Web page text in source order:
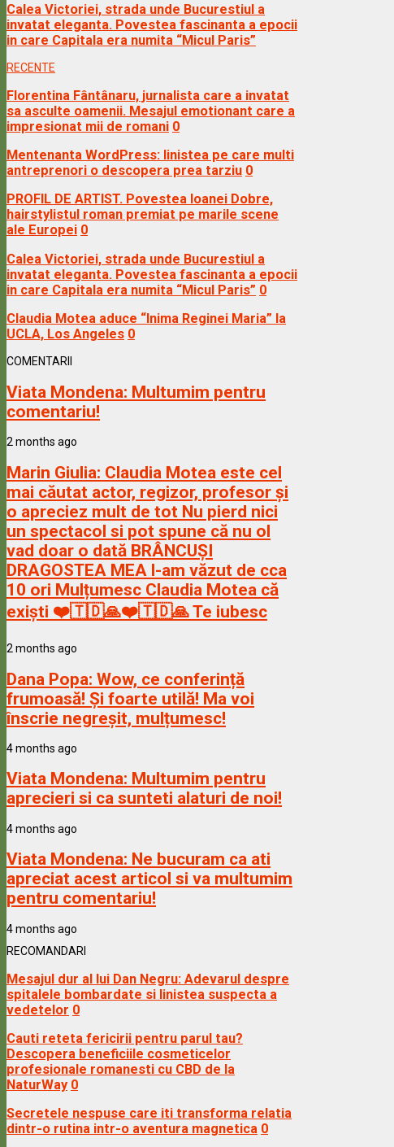
Calea Victoriei, strada unde Bucurestiul a
invatat eleganta. Povestea fascinanta a epocii
in care Capitala era numita “Micul Paris”
RECENTE
Florentina Fântânaru, jurnalista care a invatat
sa asculte oamenii. Mesajul emotionant care a
impresionat mii de romani 0
Mentenanta WordPress: linistea pe care multi
antreprenori o descopera prea tarziu 0
PROFIL DE ARTIST. Povestea Ioanei Dobre,
hairstylistul roman premiat pe marile scene
ale Europei 0
Calea Victoriei, strada unde Bucurestiul a
invatat eleganta. Povestea fascinanta a epocii
in care Capitala era numita “Micul Paris” 0
Claudia Motea aduce “Inima Reginei Maria” la
UCLA, Los Angeles 0
COMENTARII
Viata Mondena: Multumim pentru
comentariu!
2 months ago
Marin Giulia: Claudia Motea este cel
mai căutat actor, regizor, profesor și
o apreciez mult de tot Nu pierd nici
un spectacol si pot spune că nu ol
vad doar o dată BRÂNCUȘI
DRAGOSTEA MEA l-am văzut de cca
10 ori Mulțumesc Claudia Motea că
exiști ❤️🇹🇩🙏❤️🇹🇩🙏 Te iubesc
2 months ago
Dana Popa: Wow, ce conferință
frumoasă! Și foarte utilă! Ma voi
înscrie negreșit, mulțumesc!
4 months ago
Viata Mondena: Multumim pentru
aprecieri si ca sunteti alaturi de noi!
4 months ago
Viata Mondena: Ne bucuram ca ati
apreciat acest articol si va multumim
pentru comentariu!
4 months ago
RECOMANDARI
Mesajul dur al lui Dan Negru: Adevarul despre
spitalele bombardate si linistea suspecta a
vedetelor 0
Cauti reteta fericirii pentru parul tau?
Descopera beneficiile cosmeticelor
profesionale romanesti cu CBD de la
NaturWay 0
Secretele nespuse care iti transforma relatia
dintr-o rutina intr-o aventura magnetica 0